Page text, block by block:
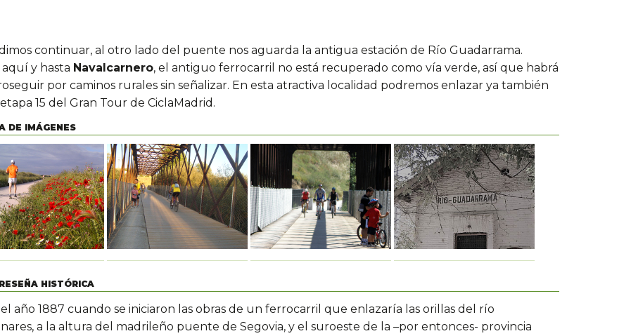
continuar, al otro lado del puente nos aguarda la antigua estación de Río Guadarrama.
aquí y hasta Navalcarnero, el antiguo ferrocarril no está recuperado como vía verde, así que habrá
por caminos rurales sin señalizar. En esta atractiva localidad podremos enlazar ya también
15 del Gran Tour de CiclaMadrid.
DE IMÁGENES
HISTÓRICA
año 1887 cuando se iniciaron las obras de un ferrocarril que enlazaría las orillas del río
a la altura del madrileño puente de Segovia, y el suroeste de la –por entonces- provincia